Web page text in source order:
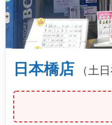
日本橋店 （土